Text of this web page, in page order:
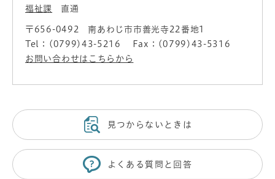
福祉課 直通
〒656-0492
南あわじ市市善光寺22番地1
Tel：(0799)43-5216
Fax：(0799)43-5316
お問い合わせはこちらから
見つからないときは
よくある質問と回答